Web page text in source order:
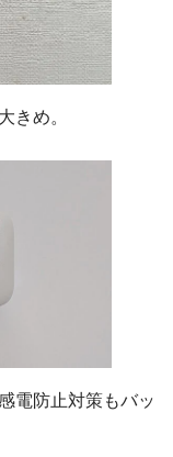
きめ。
電防止対策もバッ